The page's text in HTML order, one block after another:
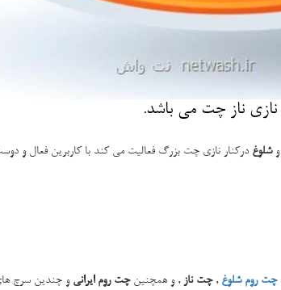
ناز چت می باشد.
شلوغ درکنار نازی چت بزرگ فعالیت می کند با کاربرین فعال و
چت روم شلوغ ,چت ناز,و همچنینچت روم ایرانیو چندین سرچ